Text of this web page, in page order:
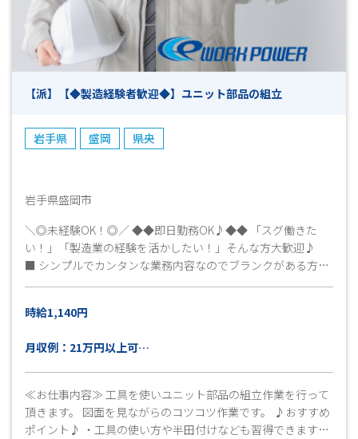
【派】【◆製造経験者歓迎◆】ユニット部品の組立
岩手県 盛岡 県央
岩手県盛岡市
＼◎未経験OK！◎／ ◆◆即日勤務OK♪◆◆ 「スグ働きた
い！」「製造業の経験を活かしたい！」そんな方大歓迎♪
■ シンプルでカンタンな業務内容なのでブランクがある方も
安心◎ 安心のサポート＆フォロー体制がありますので安心
んな方も大歓迎です◎ 勤務に関して不明点などありました
よう、担当者がフォローいたします！！ ■事前に就業場所の
見学ができます！見学だけでもどうぞ☆☆ ぜひ一緒に楽し
く働きましょう♪ まずはお気軽にお問い合わせください！ 皆
さんのご応募をお待ちしています(^^)/
時給1,140円
月収例：21万円以上可
≪お仕事内容≫ 工具を使いユニット部品の組立作業を行って
頂きます。 図面を見ながらのコツコツ作業です。 ♪おすすめ
ポイント♪ ・工具の使い方や半田付けなども習得できます！